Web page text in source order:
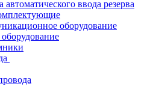
автоматического ввода резерва
оборудование